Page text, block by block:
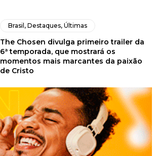
Brasil,Destaques,Últimas
The Chosen divulga primeiro trailer da
6ª temporada, que mostrará os
momentos mais marcantes da paixão
de Cristo